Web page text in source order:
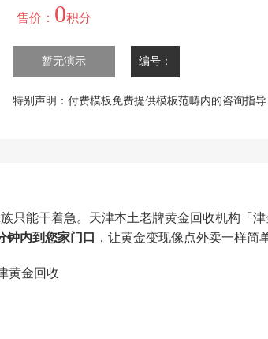
售价： 0积分
暂无演示 编号：
特别声明：付费模板免费提供模板范畴内的咨询指
能干着急。天津本土老牌黄金回收机构「津
钟内到您家门口 ，让黄金变现像点外卖一样简